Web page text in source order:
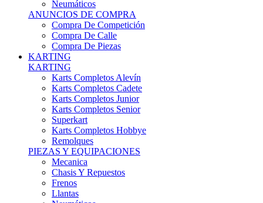
Compra De Competición
Compra De Calle
Compra De Piezas
KARTING
KARTING
Karts Completos Alevín
Karts Completos Cadete
Karts Completos Junior
Karts Completos Senior
Superkart
Karts Completos Hobbye
Remolques
PIEZAS Y EQUIPACIONES
Mecanica
Chasis Y Repuestos
Frenos
Llantas
Neumáticos
Equipación Adultos